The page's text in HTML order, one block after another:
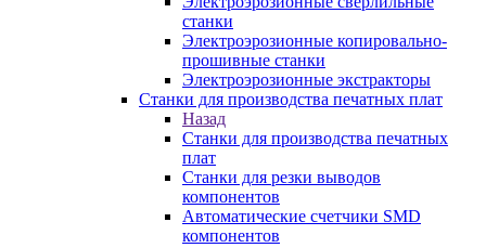
станки
Электроэрозионные копировально-
прошивные станки
Электроэрозионные экстракторы
Станки для производства печатных плат
Назад
Станки для производства печатных
плат
Станки для резки выводов
компонентов
Автоматические счетчики SMD
компонентов